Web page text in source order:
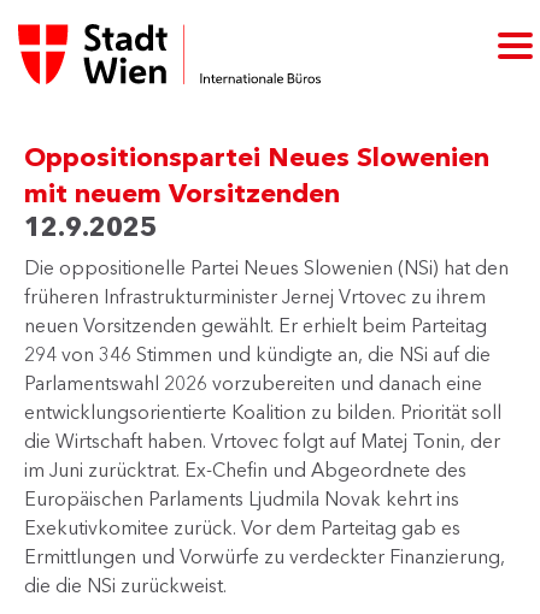
Oppositionspartei Neues Slowenien
mit neuem Vorsitzenden
12.9.2025
​Die oppositionelle Partei Neues Slowenien (NSi) hat den
früheren Infrastrukturminister Jernej Vrtovec zu ihrem
neuen Vorsitzenden gewählt. Er erhielt beim Parteitag ​
294 von 346 Stimmen und kündigte an, die NSi auf die
Parlamentswahl 2026 vorzubereiten und danach eine
entwicklungsorientierte Koalition zu bilden. Priorität soll
die Wirtschaft haben. Vrtovec folgt auf Matej Tonin, der
im Juni zurücktrat. Ex-Chefin und Abgeordnete des
Europäischen Parlaments Ljudmila Novak kehrt ins
Exekutivkomitee zurück. Vor dem Parteitag gab es
Ermittlungen und Vorwürfe zu verdeckter Finanzierung,
die die NSi zurückweist.​